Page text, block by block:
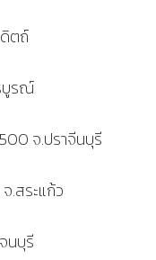
ตถ์
บูรณ์
จ.ปราจีนบุรี
.สระแก้ว
นบุรี